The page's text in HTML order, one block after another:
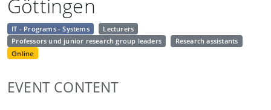
Göttingen
IT - Programs - Systems
Lecturers
Professors und junior research group leaders
Research assistants
Online
EVENT CONTENT